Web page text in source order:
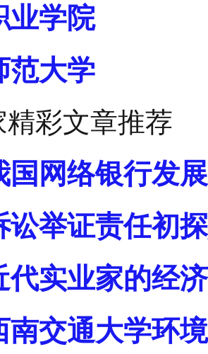
业学院
范大学
彩文章推荐
国网络银行发
讼举证责任初
代实业家的经
南交通大学环境